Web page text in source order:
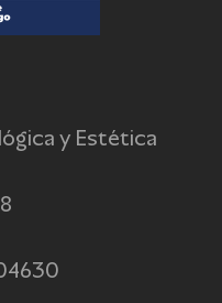
y Estética